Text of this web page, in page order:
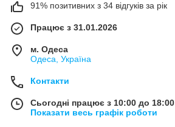
91% позитивних з 34 відгуків за рік
Працює з 31.01.2026
м. Одеса
Одеса, Україна
Контакти
Сьогодні працює з 10:00 до 18:00
Показати весь графік роботи